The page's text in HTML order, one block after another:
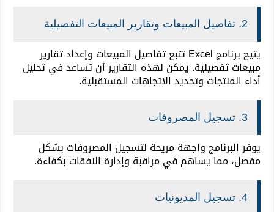
2. تفاصيل المبيعات وتقارير المبيعات التفصيلية
يتيح برنامج Excel تتبع تفاصيل المبيعات وإعداد تقارير
مبيعات تفصيلية. يمكن لهذه التقارير أن تساعد في تحليل
أداء المنتجات وتحديد الاتجاهات المستقبلية.
3. تسجيل المصروفات
يوفر البرنامج واجهة مريحة لتسجيل المصروفات بشكل
مفصل، مما يساهم في مراقبة وإدارة النفقات بكفاءة.
4. تسجيل المديونيات